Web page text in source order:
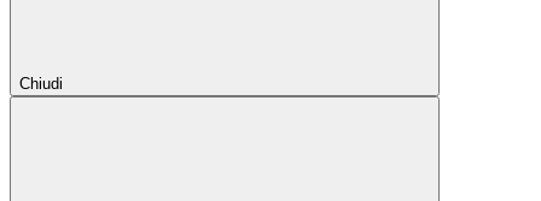
Chiudi